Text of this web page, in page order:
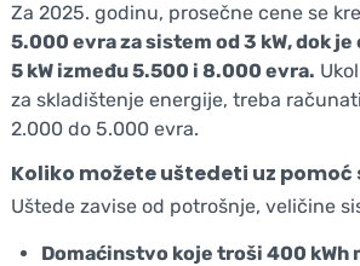
Za 2025. godinu, prosečne cene se
5.000 evra za sistem od 3 kW, dok
5 kW između 5.500 i 8.000 evra.
za skladištenje energije, treba
2.000 do 5.000 evra.
Koliko možete uštedeti uz
Uštede zavise od potrošnje, veličine
Domaćinstvo koje troši 400 kWh